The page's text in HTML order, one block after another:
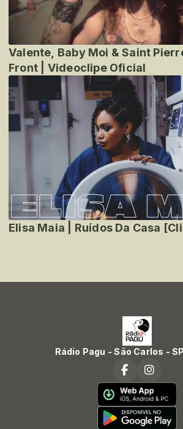
Valente, Baby Moi & Saint
Front | Videoclipe Oficial
Elisa Maia | Ruídos Da Casa
Rádio Pagu - São Carlos -